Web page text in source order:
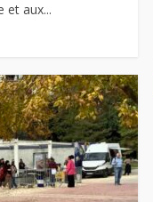
et aux...